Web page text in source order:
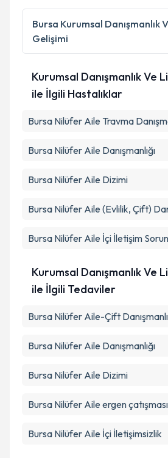
Kişisel verilerimin
Metni'ni okudum ve kişisel
kapsamda işlenmesini kabul
Takvim Talebini
Bursa Kurumsal Danışmanlık
Gelişimi
Kurumsal Danışmanlık Ve
ile İlgili Hastalıklar
Bursa Nilüfer Aile Travma
Bursa Nilüfer Aile Danışmanlığı
Bursa Nilüfer Aile Dizimi
Bursa Nilüfer Aile (Evlilik, Çift)
Bursa Nilüfer Aile İçi İletişim
Kurumsal Danışmanlık Ve
ile İlgili Tedaviler
Bursa Nilüfer Aile-Çift
Bursa Nilüfer Aile Danışmanlığı
Bursa Nilüfer Aile Dizimi
Bursa Nilüfer Aile ergen çatışması
Bursa Nilüfer Aile İçi İletişimsizlik